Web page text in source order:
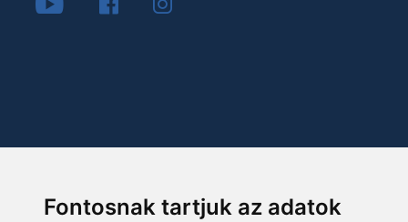
Fontosnak tartjuk az adatok